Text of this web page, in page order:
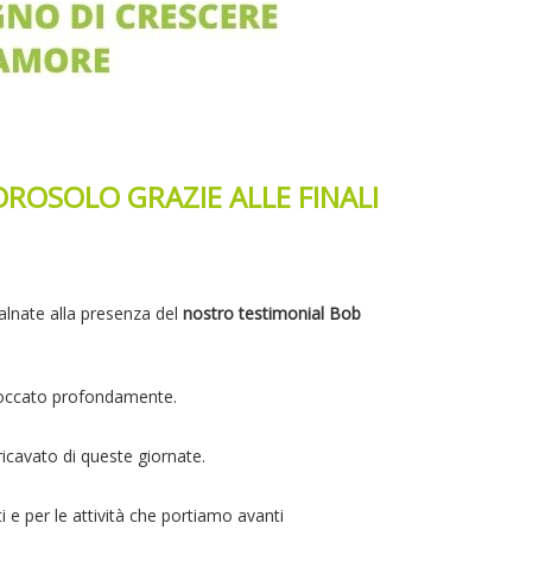
GRAZIE ALLE FINALI
alla presenza del nostro testimonial Bob
profondamente.
di queste giornate.
e per le attività che portiamo avanti